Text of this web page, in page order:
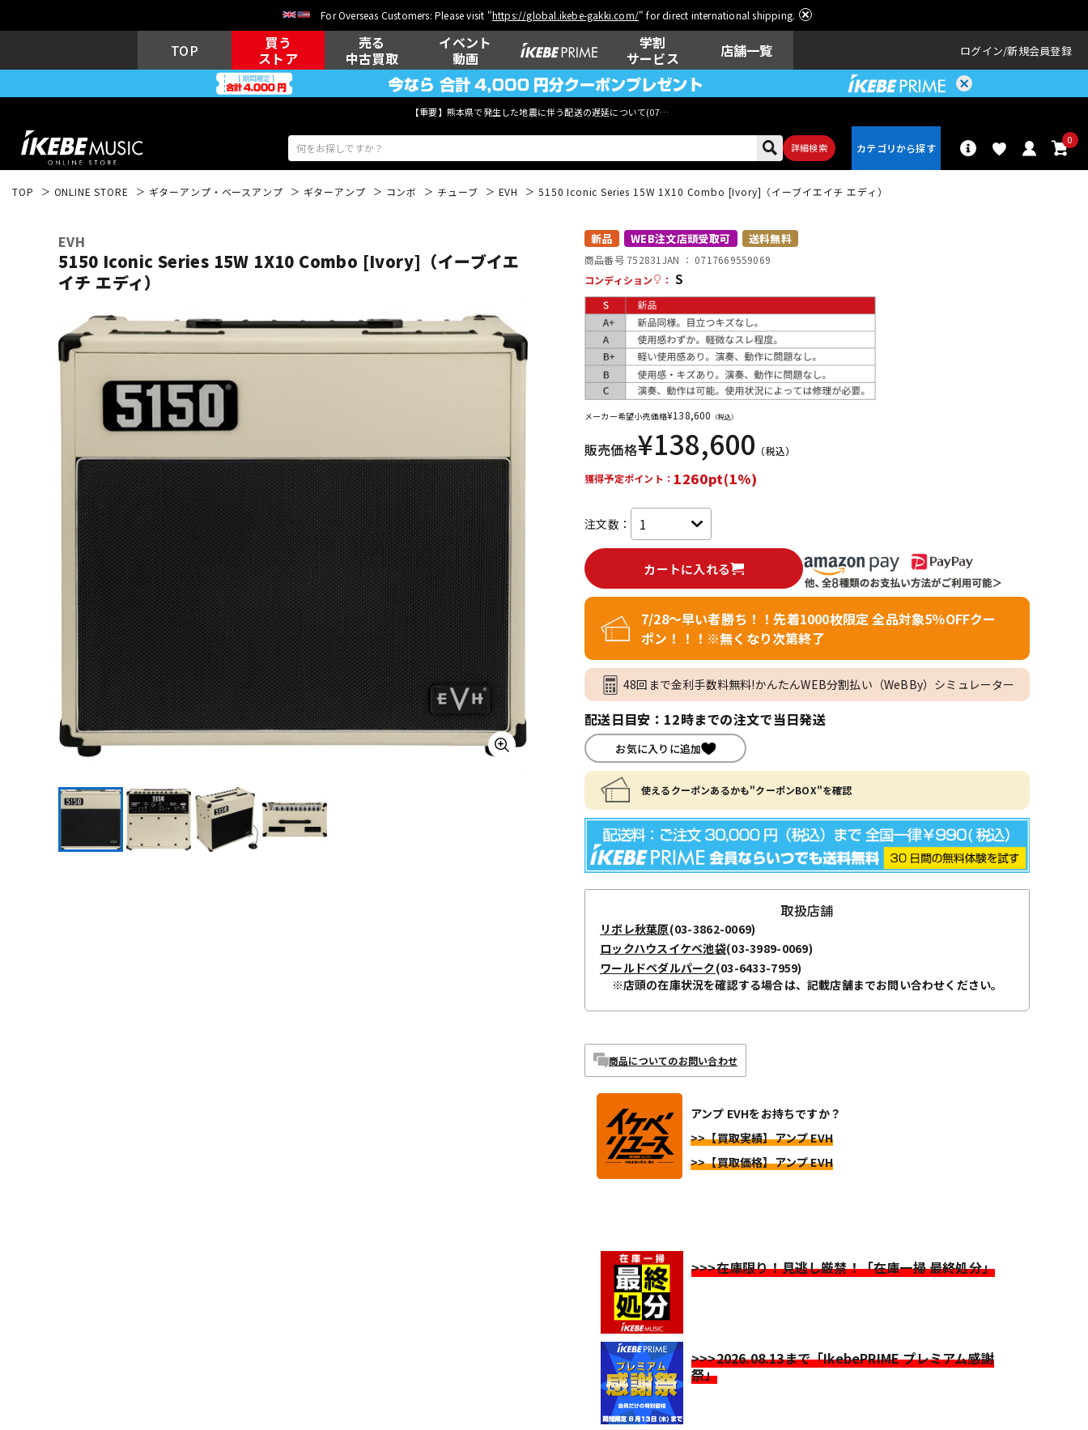
For Overseas Customers: Please visit "https://global.ikebe-gakki.com/" for direct international shipping.
TOP
買う
ストア
売る
中古買取
イベント
動画
学割
サービス
店舗一覧 ログイン 新規会員登録
【重要】熊本県で発生した地震に伴う配送の遅延について(07月29日
詳細検索
0
ウクレレ ドラム
その他楽器
DJ機器 レコーディン
グ機器
配信/ライブ
機器
中古 ヴィンテージ
TOP ONLINE STORE ギターアンプ・ベースアンプ ギターアンプ コンボ チューブ EVH 5150 Iconic Series 15W 1X10 Combo [Ivory]（イーブイエイチ エディ）
EVH
5150 Iconic Series 15W 1X10 Combo [Ivory]（イーブイエ
イチ エディ）
新品 WEB注文店頭受取可 送料無料
商品番号 752831 JAN ： 0717669559069
コンディション
： S
メーカー希望小売価格¥138,600 （税込）
販売価格¥138,600 （税込）
獲得予定ポイント： 1260pt(1%)
注文数：
カートに入れる
7/28～早い者勝ち！！先着1000枚限定 全品対象5％OFFクー
ポン！！！※無くなり次第終了
48回まで金利手数料無料!かんたんWEB分割払い（WeBBy）シミュレーター
配送日目安：12時までの注文で当日発送
お気に入りに追加
使えるクーポンあるかも"クーポンBOX"を確認
取扱店舗
リボレ秋葉原(03-3862-0069)
ロックハウスイケベ池袋(03-3989-0069)
ワールドペダルパーク(03-6433-7959)
※店頭の在庫状況を確認する場合は、記載店舗までお問い合わせください。
商品についてのお問い合わせ
アンプ EVHをお持ちですか？
>>【買取実績】アンプ EVH
>>【買取価格】アンプ EVH
>>>在庫限り！見逃し厳禁！「在庫一掃 最終処分」
>>>2026.08.13まで「IkebePRIME プレミアム感謝
祭」